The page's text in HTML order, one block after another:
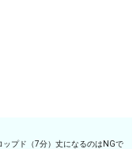
ップド（7分）丈になるのはNGで